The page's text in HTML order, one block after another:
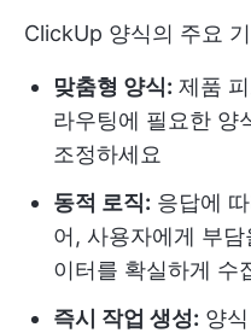
ClickUp 양식의 주요
맞춤형 양식: 제품
라우팅에 필요한 양
조정하세요
동적 로직: 응답에
어, 사용자에게 부
이터를 확실하게 수
즉시 작업 생성: 양